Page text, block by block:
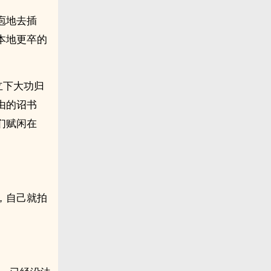
地去插
地更卒的
大功归
的诏书
赋闲在
自己就拍